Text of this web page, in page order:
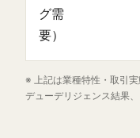
グ需
要）
※ 上記は業種特性・取引
デューデリジェンス結果